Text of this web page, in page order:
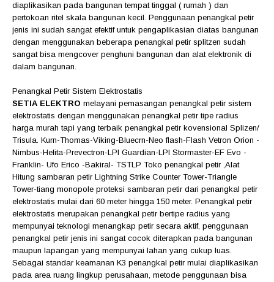
diaplikasikan pada bangunan tempat tinggal ( rumah ) dan
pertokoan ritel skala bangunan kecil. Penggunaan penangkal petir
jenis ini sudah sangat efektif untuk pengaplikasian diatas bangunan
dengan menggunakan beberapa penangkal petir splitzen sudah
sangat bisa mengcover penghuni bangunan dan alat elektronik di
dalam bangunan.
Penangkal Petir Sistem Elektrostatis
SETIA ELEKTRO melayani pemasangan penangkal petir sistem
elektrostatis dengan menggunakan penangkal petir tipe radius
harga murah tapi yang terbaik penangkal petir kovensional Splizen/
Trisula. Kurn-Thomas-Viking-Bluecrn-Neo flash-Flash Vetron Orion -
Nimbus-Helita-Prevectron-LPI Guardian-LPI Stormaster-EF Evo -
Franklin- Ufo Erico -Bakiral- TSTLP Toko penangkal petir ,Alat
Hitung sambaran petir Lightning Strike Counter Tower-Triangle
Tower-tiang monopole proteksi sambaran petir dari penangkal petir
elektrostatis mulai dari 60 meter hingga 150 meter. Penangkal petir
elektrostatis merupakan penangkal petir bertipe radius yang
mempunyai teknologi menangkap petir secara aktif, penggunaan
penangkal petir jenis ini sangat cocok diterapkan pada bangunan
maupun lapangan yang mempunyai lahan yang cukup luas.
Sebagai standar keamanan K3 penangkal petir mulai diaplikasikan
pada area ruang lingkup perusahaan, metode penggunaan bisa